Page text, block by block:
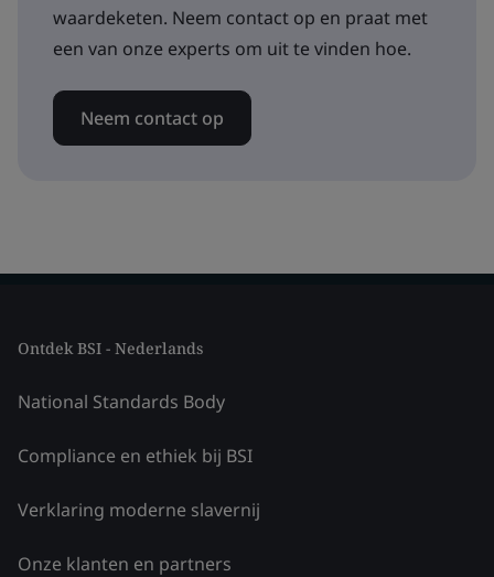
waardeketen. Neem contact op en praat met
een van onze experts om uit te vinden hoe.
Neem contact op
Ontdek BSI - Nederlands
National Standards Body
Compliance en ethiek bij BSI
Verklaring moderne slavernij
Onze klanten en partners